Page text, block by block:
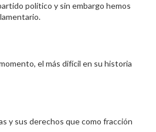
político y sin embargo hemos
el más difícil en su historia
y sus derechos que como fracción